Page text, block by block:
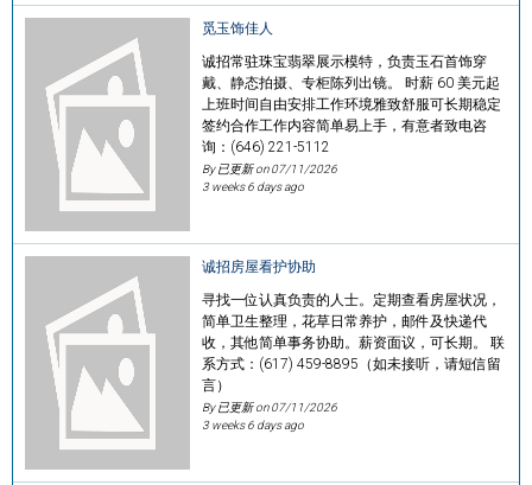
觅玉饰佳人
诚招常驻珠宝翡翠展示模特，负责玉石首饰穿
戴、静态拍摄、专柜陈列出镜。 时薪 60 美元起
上班时间自由安排工作环境雅致舒服可长期稳定
签约合作工作内容简单易上手，有意者致电咨
询：(646) 221-5112
By 已更新 on07/11/2026
3 weeks 6 days ago
诚招房屋看护协助
寻找一位认真负责的人士。定期查看房屋状况，
简单卫生整理，花草日常养护，邮件及快递代
收，其他简单事务协助。薪资面议，可长期。 联
系方式：(617) 459-8895（如未接听，请短信留
言）
By 已更新 on07/11/2026
3 weeks 6 days ago